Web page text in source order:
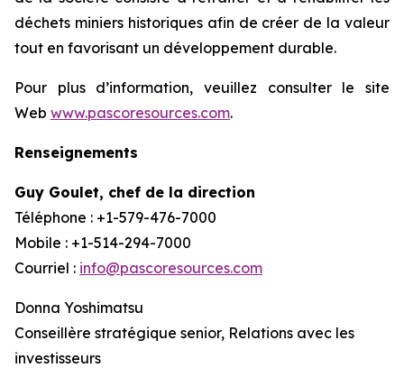
déchets miniers historiques afin de créer de la valeur
tout en favorisant un développement durable.
Pour plus d’information, veuillez consulter le site
Web www.pascoresources.com.
Renseignements
Guy Goulet, chef de la direction
Téléphone : +1-579-476-7000
Mobile : +1-514-294-7000
Courriel : info@pascoresources.com
Donna Yoshimatsu
Conseillère stratégique senior, Relations avec les
investisseurs